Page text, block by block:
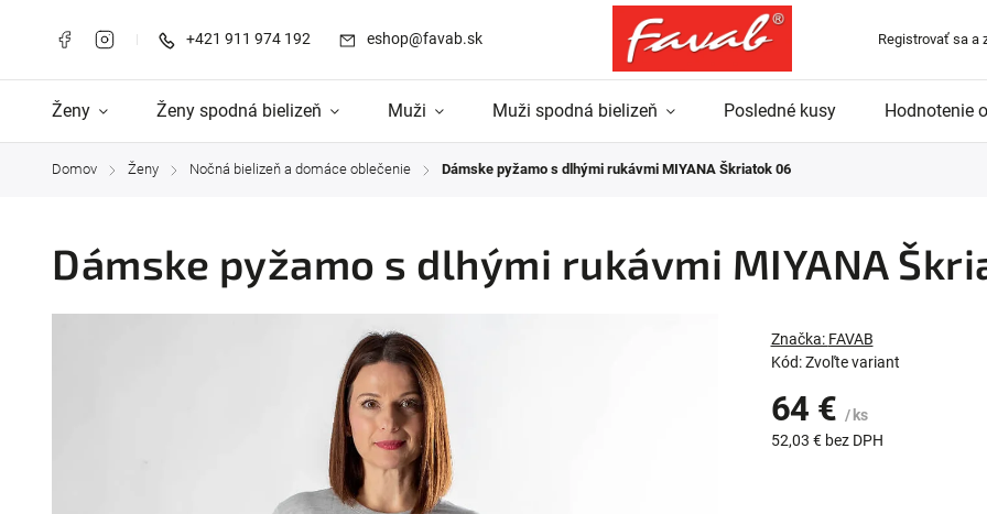
+421 911 974 192 eshop@favab.sk Registrovať sa a
Ženy Ženy spodná bielizeň Muži Muži spodná bielizeň Posledné kusy Hodnotenie
Domov / Ženy / Nočná bielizeň a domáce oblečenie / Dámske pyžamo s dlhými rukávmi MIYANA Škriatok 06
Dámske pyžamo s dlhými rukávmi MIYANA
Kód: Zvoľte variant
Značka: FAVAB
64 € / ks
52,03 € bez DPH